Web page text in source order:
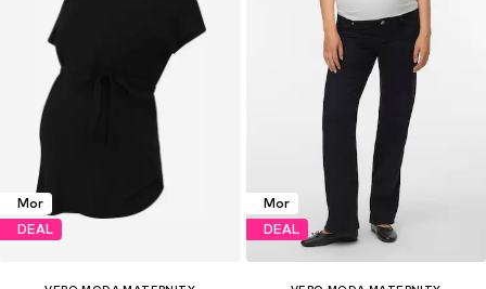
Mor
DEAL
Mor
DEAL